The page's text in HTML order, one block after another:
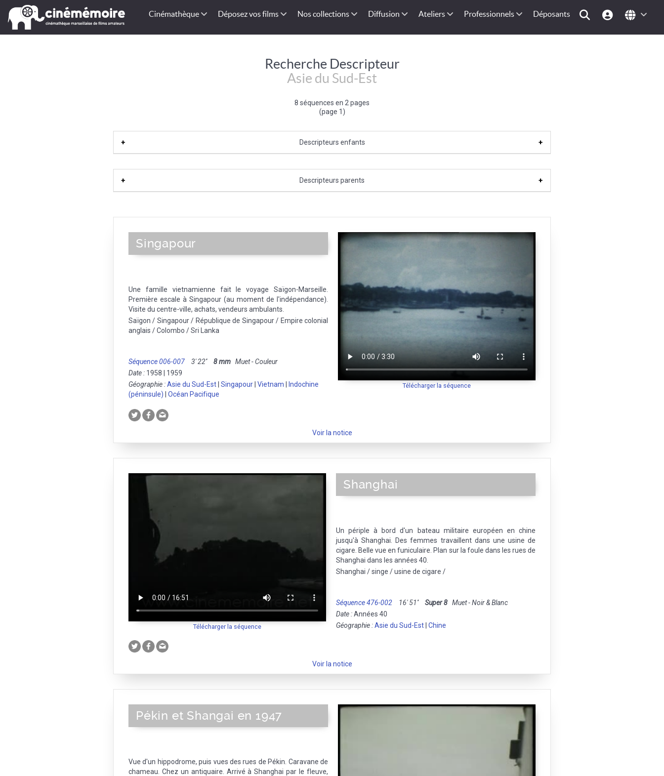
Cinémathèque Déposez vos films Nos collections Diffusion Ateliers Professionnels Déposants
Recherche Descripteur
Asie du Sud-Est
8 séquences en 2 pages
(page 1)
Descripteurs enfants
Birmanie|Cambodge|Indonésie|Laos (république démocratique populaire)|Malaisie|Philippines|Singapour|Brunei|Thaïlande|
Timor Oriental |Vietnam
Descripteurs parents
Télécharger la séquence
Singapour
Une famille vietnamienne fait le voyage Saïgon-Marseille.
Première escale à Singapour (au moment de l'indépendance).
Visite du centre-ville, achats, vendeurs ambulants.
Saïgon / Singapour / République de Singapour / Empire colonial
anglais / Colombo / Sri Lanka
Séquence 006-007 3' 22'' 8 mm Muet - Couleur
Date : 1958 | 1959
Géographie :Asie du Sud-Est Singapour Vietnam
Indochine
(péninsule)
Océan Pacifique
Voir la notice
Télécharger la séquence
Shanghai
Un périple à bord d'un bateau militaire européen en chine
jusqu'à Shanghai. Des femmes travaillent dans une usine de
cigare. Belle vue en funiculaire. Plan sur la foule dans les rues de
Shanghai dans les années 40.
Shanghai / singe / usine de cigare /
Séquence 476-002 16' 51'' Super 8 Muet - Noir & Blanc
Date :Années 40
Géographie :Asie du Sud-Est Chine
Voir la notice
Pékin et Shangai en 1947
Vue d'un hippodrome, puis vues des rues de Pékin. Caravane de
chameau. Chez un antiquaire. Arrivé à Shanghai par le fleuve,